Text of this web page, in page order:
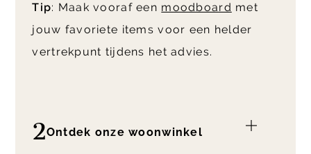
Tip: Maak vooraf een moodboard met
jouw favoriete items voor een helder
vertrekpunt tijdens het advies.
2Ontdek onze woonwinkel